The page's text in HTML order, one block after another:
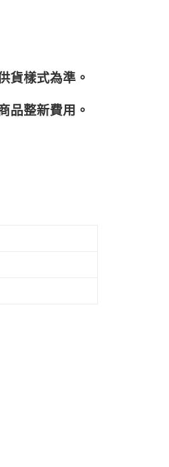
貨樣式為準。
品整﻿新費用。